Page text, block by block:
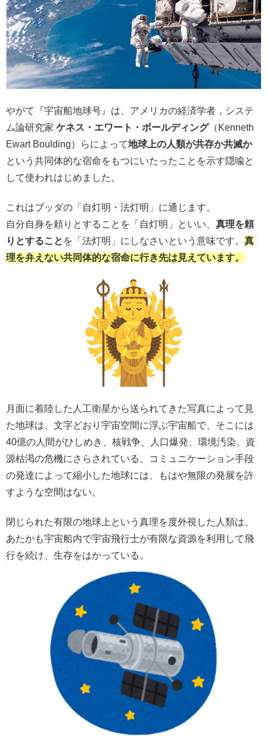
やがて『宇宙船地球号』は、アメリカの経済学者，システ
ム論研究家 ケネス・エワート・ボールディング（Kenneth
Ewart Boulding）らによって地球上の人類が共存か共滅か
という共同体的な宿命をもつにいたったことを示す隠喩と
して使われはじめました。
これはブッダの「自灯明・法灯明」に通じます。
自分自身を頼りとすることを「自灯明」といい、 真理を頼
りとすること を「 法灯明」にしなさいという意味です。 真
理を弁えない共同体的な宿命に行き先は見えています。
月面に着陸した人工衛星から送られてきた写真によって見
た地球は、文字どおり宇宙空間に浮ぶ宇宙船で、そこには
40億の人間がひしめき、核戦争、人口爆発、環境汚染、資
源枯渇の危機にさらされている。
コミュニケーション手段
の発達によって縮小した地球には、もはや無限の発展を許
すような空間はない。
閉じられた有限の地球上という真理を度外視した人類は、
あたかも宇宙船内で宇宙飛行士が有限な資源を利用して飛
行を続け、生存をはかっている。